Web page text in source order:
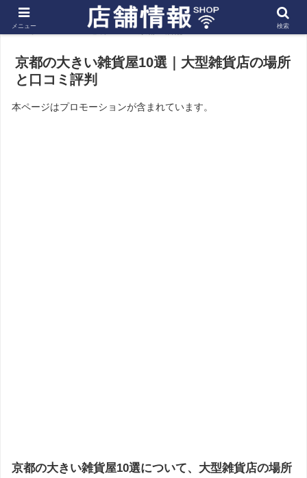
ホーム 近畿 京都の店舗
京都の大きい雑貨屋10選｜大型雑貨店の場所
と口コミ評判
本ページはプロモーションが含まれています。
京都の大きい雑貨屋10選について、大型雑貨店の場所
メニュー 検索